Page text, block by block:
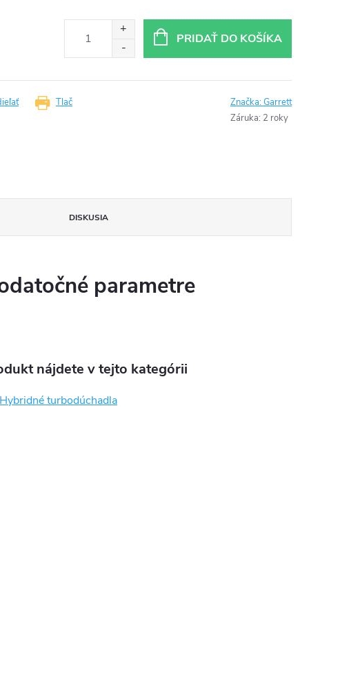
PRIDAŤ DO KOŠÍKA
Tlač Značka:Garrett
Záruka: 2 roky
DISKUSIA
parametre
nájdete v tejto kategórii
Hybridné turbodúchadla